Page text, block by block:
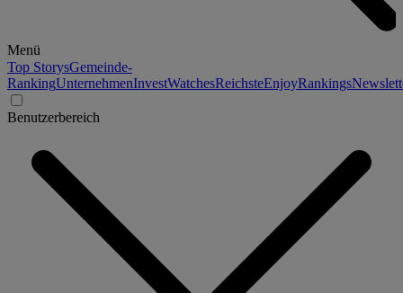
Menü
Top StorysGemeinde-
RankingUnternehmenInvestWatchesReichsteEnjoyRankings
Benutzerbereich